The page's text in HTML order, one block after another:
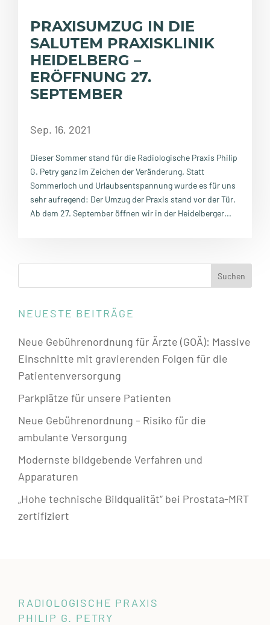
PRAXISUMZUG IN DIE
SALUTEM PRAXISKLINIK
HEIDELBERG –
ERÖFFNUNG 27.
SEPTEMBER
Sep. 16, 2021
Dieser Sommer stand für die Radiologische Praxis Philip
G. Petry ganz im Zeichen der Veränderung. Statt
Sommerloch und Urlaubsentspannung wurde es für uns
sehr aufregend: Der Umzug der Praxis stand vor der Tür.
Ab dem 27. September öffnen wir in der Heidelberger...
NEUESTE BEITRÄGE
Neue Gebührenordnung für Ärzte (GOÄ): Massive
Einschnitte mit gravierenden Folgen für die
Patientenversorgung
Parkplätze für unsere Patienten
Neue Gebührenordnung – Risiko für die
ambulante Versorgung
Modernste bildgebende Verfahren und
Apparaturen
„Hohe technische Bildqualität“ bei Prostata-MRT
zertifiziert
RADIOLOGISCHE PRAXIS
PHILIP G. PETRY